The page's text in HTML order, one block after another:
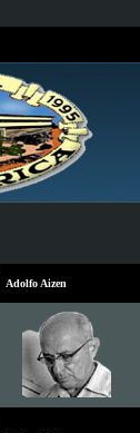
Adolfo Aizen